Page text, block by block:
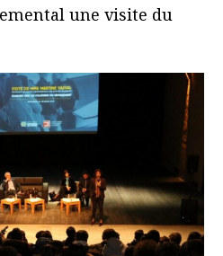
une visite du